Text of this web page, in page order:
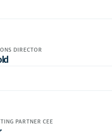
DIRECTOR
PARTNER CEE